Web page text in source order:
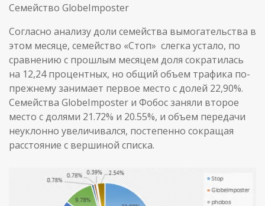
Семейство GlobeImposter
Согласно анализу доли семейства вымогательства в
этом месяце, семейство «Стоп» слегка устало, по
сравнению с прошлым месяцем доля сократилась
на 12,24 процентных, но общий объем трафика по-
прежнему занимает первое место с долей 22,90%.
Семейства GlobeImposter и Фобос заняли второе
место с долями 21.72% и 20.55%, и объем передачи
неуклонно увеличивался, постепенно сокращая
расстояние с вершиной списка.